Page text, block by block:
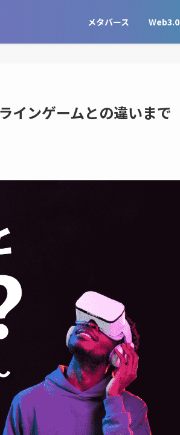
メタバース Web3.0
インゲームとの違いまで